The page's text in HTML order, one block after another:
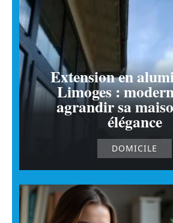
Extension en
Limoges :
agrandir sa
élégance
DOMICILE